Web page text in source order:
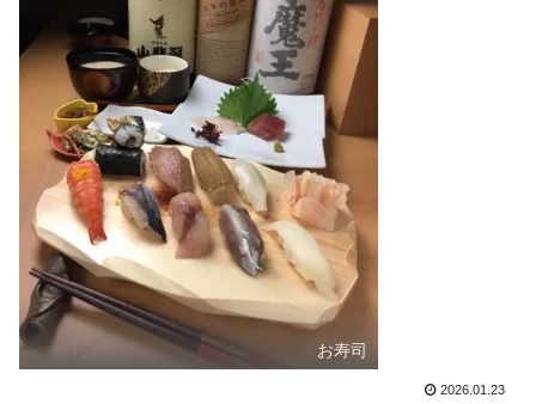
お寿司
2026.01.23